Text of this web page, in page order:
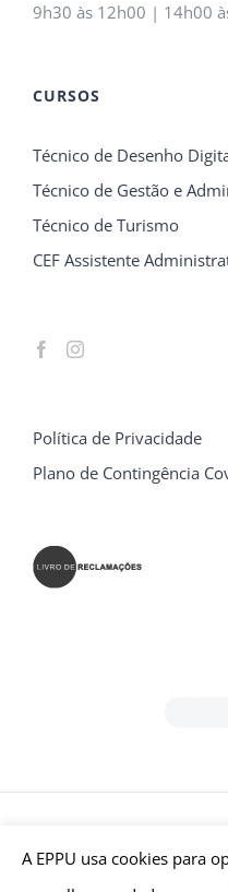
9h30 às 12h00 | 14h00
CURSOS
Técnico de Desenho
Técnico de Gestão e
Técnico de Turismo
CEF Assistente
Política de Privacidade
Plano de Contingência
A EPPU usa cookies para